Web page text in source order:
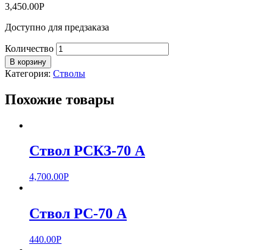
3,450.00Р
Доступно для предзаказа
Количество
В корзину
Категория: Стволы
Похожие товары
Ствол РСКЗ-70 А
4,700.00Р
Ствол РС-70 А
440.00Р